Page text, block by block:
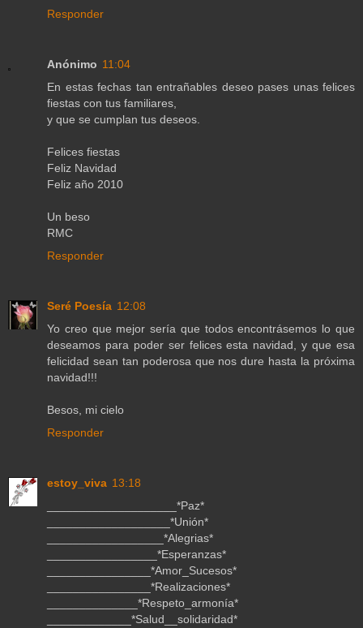
Responder
Anónimo 11:04
En estas fechas tan entrañables deseo pases unas felices
fiestas con tus familiares,
y que se cumplan tus deseos.
Felices fiestas
Feliz Navidad
Feliz año 2010
Un beso
RMC
Responder
Seré Poesía 12:08
Yo creo que mejor sería que todos encontrásemos lo que
deseamos para poder ser felices esta navidad, y que esa
felicidad sean tan poderosa que nos dure hasta la próxima
navidad!!!
Besos, mi cielo
Responder
estoy_viva 13:18
____________________*Paz*
___________________*Unión*
__________________*Alegrias*
_________________*Esperanzas*
________________*Amor_Sucesos*
________________*Realizaciones*
______________*Respeto_armonía*
_____________*Salud__solidaridad*